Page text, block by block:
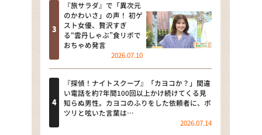
本日はダイアンなり！シーズン２
朝だ！生です旅サラダ
教えて！ニュースライブ 正義の
ミカタ
ＬＩＦＥ～夢のカタチ～
新婚さんいらっしゃい！
『旅サラダ』で「異次元
のかわいさ」の声！ 初ゲ
スト女優、贅沢すぎ
る“雲丹しゃぶ”食リポで
おちゃめ発言
2026.07.10
『探偵！ナイトスクープ』「カヨコか？」間違
い電話を約7年間100回以上かけ続けてくる見
知らぬ男性。カヨコのふりをした依頼者に、ポ
ツリと呟いた言葉は…
2026.07.14